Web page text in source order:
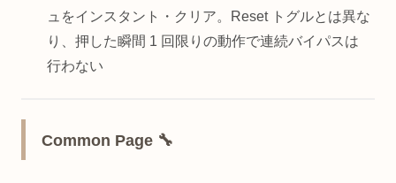
ュをインスタント・クリア。Reset トグルとは異な
り、押した瞬間 1 回限りの動作で連続バイパスは
行わない
Common Page 🔧